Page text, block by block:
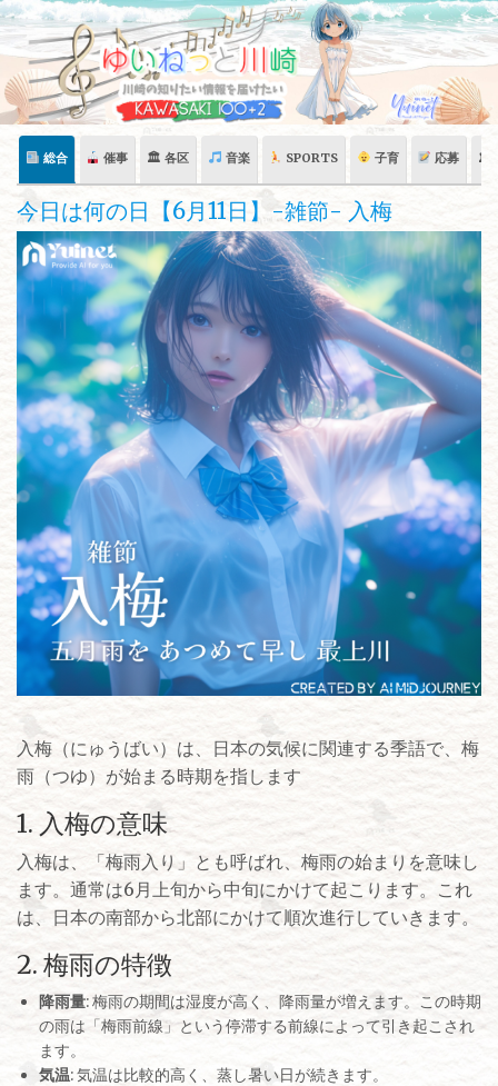
Skip
content
総合 催事 🏛 各区 音楽 SPORTS 子育 応募 🏛
今日は何の日【6月11日】-雑節- 入梅
入梅（にゅうばい）は、日本の気候に関連する季語で、梅
雨（つゆ）が始まる時期を指します
1. 入梅の意味
入梅は、「梅雨入り」とも呼ばれ、梅雨の始まりを意味し
ます。通常は6月上旬から中旬にかけて起こります。これ
は、日本の南部から北部にかけて順次進行していきます。
2. 梅雨の特徴
降雨量: 梅雨の期間は湿度が高く、降雨量が増えます。この時期
の雨は「梅雨前線」という停滞する前線によって引き起こされ
ます。
気温: 気温は比較的高く、蒸し暑い日が続きます。